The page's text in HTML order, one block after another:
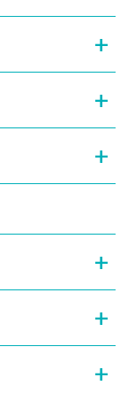
+
+
+
+
+
+